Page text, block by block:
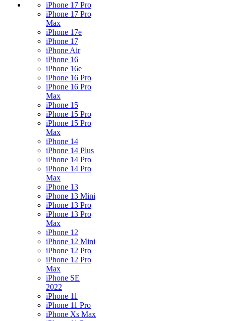
iPhone 17 Pro
iPhone 17 Pro
Max
iPhone 17e
iPhone 17
iPhone Air
iPhone 16
iPhone 16e
iPhone 16 Pro
iPhone 16 Pro
Max
iPhone 15
iPhone 15 Pro
iPhone 15 Pro
Max
iPhone 14
iPhone 14 Plus
iPhone 14 Pro
iPhone 14 Pro
Max
iPhone 13
iPhone 13 Mini
iPhone 13 Pro
iPhone 13 Pro
Max
iPhone 12
iPhone 12 Mini
iPhone 12 Pro
iPhone 12 Pro
Max
iPhone SE
2022
iPhone 11
iPhone 11 Pro
iPhone Xs Max